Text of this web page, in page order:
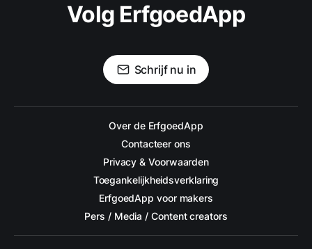
Volg ErfgoedApp
Schrijf nu in
Over de ErfgoedApp
Contacteer ons
Privacy & Voorwaarden
Toegankelijkheidsverklaring
ErfgoedApp voor makers
Pers / Media / Content creators